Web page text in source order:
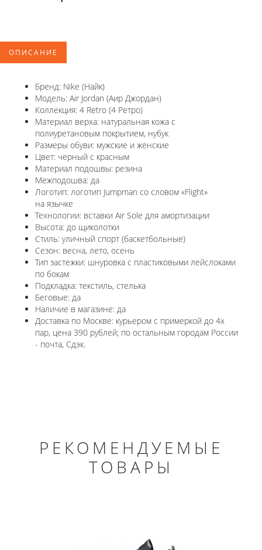
ОПИСАНИЕ
Бренд: Nike (Найк)
Модель: Air Jordan (Аир Джордан)
Коллекция: 4 Retro (4 Ретро)
Материал верха: натуральная кожа с
полиуретановым покрытием, нубук
Размеры обуви: мужские и женские
Цвет: черный с красным
Материал подошвы: резина
Межподошва: да
Логотип: логотип Jumpman со словом «Flight»
на язычке
Технологии: вставки Air Sole для амортизации
Высота: до щиколотки
Стиль: уличный спорт (баскетбольные)
Сезон: весна, лето, осень
Тип застежки: шнуровка с пластиковыми лейслоками
по бокам
Подкладка: текстиль, стелька
Беговые: да
Наличие в магазине: да
Доставка по Москве: курьером с примеркой до 4х
пар, цена 390 рублей; по остальным городам России
- почта, Сдэк.
РЕКОМЕНДУЕМЫЕ
ТОВАРЫ